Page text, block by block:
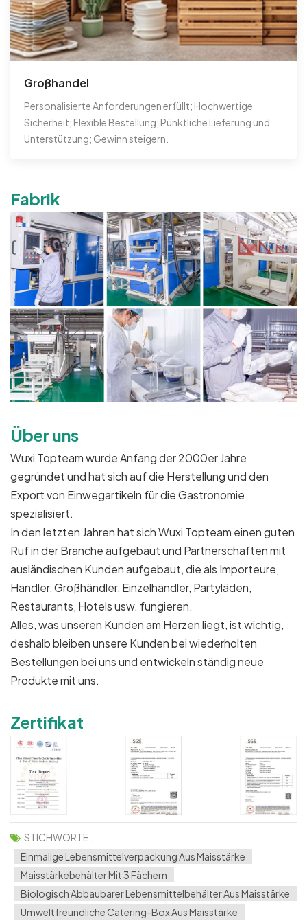
Großhandel
Personalisierte Anforderungen erfüllt; Hochwertige
Sicherheit; Flexible Bestellung; Pünktliche Lieferung und
Unterstützung; Gewinn steigern.
Fabrik
Über uns
Wuxi Topteam wurde Anfang der 2000er Jahre
gegründet und hat sich auf die Herstellung und den
Export von Einwegartikeln für die Gastronomie
spezialisiert.
In den letzten Jahren hat sich Wuxi Topteam einen guten
Ruf in der Branche aufgebaut und Partnerschaften mit
ausländischen Kunden aufgebaut, die als Importeure,
Händler, Großhändler, Einzelhändler, Partyläden,
Restaurants, Hotels usw. fungieren.
Alles, was unseren Kunden am Herzen liegt, ist wichtig,
deshalb bleiben unsere Kunden bei wiederholten
Bestellungen bei uns und entwickeln ständig neue
Produkte mit uns.
Zertifikat
STICHWORTE :
Einmalige Lebensmittelverpackung Aus Maisstärke
Maisstärkebehälter Mit 3 Fächern
Biologisch Abbaubarer Lebensmittelbehälter Aus Maisstärke
Umweltfreundliche Catering-Box Aus Maisstärke